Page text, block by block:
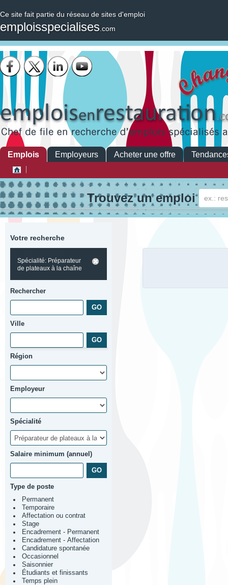
Ce site fait partie du réseau de sites d'emploi
emploisspecialises .com
Emplois Employeurs Acheter une offre
Trouvez un emploi
Votre recherche
Spécialité: Préparateur
de plateaux à la chaîne
Rechercher
Ville
Région
Employeur
Spécialité
Salaire minimum (annuel)
Type de poste
Permanent
Temporaire
Affectation ou contrat
Stage
Encadrement - Permanent
Encadrement - Affectation
Candidature spontanée
Occasionnel
Saisonnier
Étudiants et finissants
Temps plein